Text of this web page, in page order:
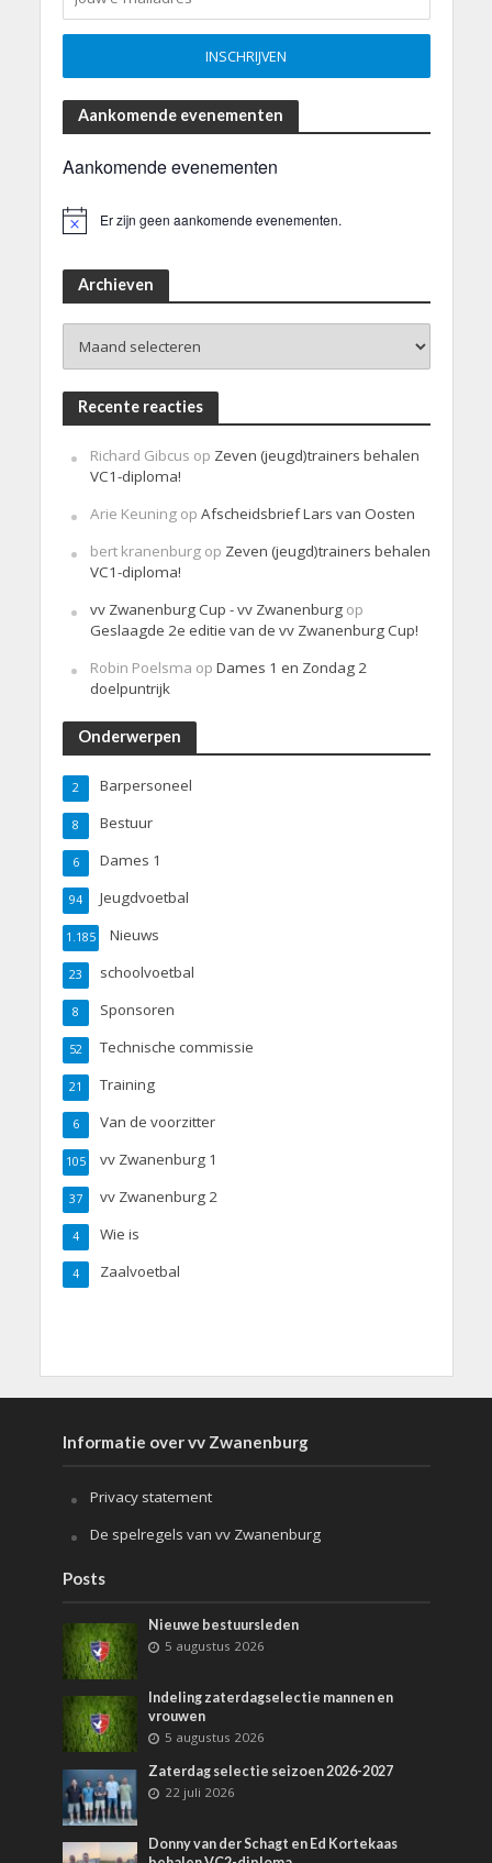
Aankomende evenementen
Aankomende evenementen
Er zijn geen aankomende evenementen.
Archieven
Recente reacties
Richard Gibcus op Zeven (jeugd)trainers behalen
VC1-diploma!
Arie Keuningop Afscheidsbrief Lars van Oosten
bert kranenburgop Zeven (jeugd)trainers behalen
VC1-diploma!
vv Zwanenburg Cup - vv Zwanenburgop
Geslaagde 2e editie van de vv Zwanenburg Cup!
Robin Poelsma op Dames 1 en Zondag 2
doelpuntrijk
Onderwerpen
Barpersoneel
2
Bestuur
8
Dames 1
6
Jeugdvoetbal
94
Nieuws
1.185
schoolvoetbal
23
Sponsoren
8
Technische commissie
52
Training
21
Van de voorzitter
6
vv Zwanenburg 1
105
vv Zwanenburg 2
37
Wie is
4
Zaalvoetbal
4
Informatie over vv Zwanenburg
Privacy statement
De spelregels van vv Zwanenburg
Posts
Nieuwe bestuursleden
5 augustus 2026
Indeling zaterdagselectie mannen en
vrouwen
5 augustus 2026
Zaterdag selectie seizoen 2026-2027
22 juli 2026
Donny van der Schagt en Ed Kortekaas